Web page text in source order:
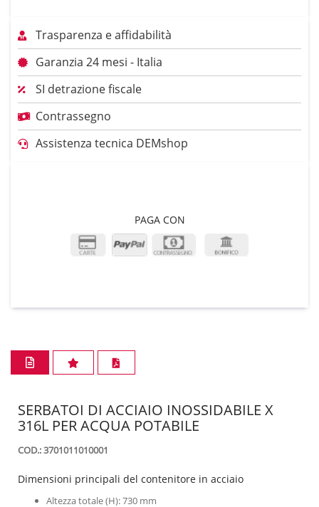
Trasparenza e affidabilità
Garanzia 24 mesi - Italia
SI detrazione fiscale
Contrassegno
Assistenza tecnica DEMshop
PAGA CON
SERBATOI DI ACCIAIO INOSSIDABILE X
316L PER ACQUA POTABILE
COD.: 3701011010001
Dimensioni principali del contenitore in acciaio
Altezza totale (H): 730 mm